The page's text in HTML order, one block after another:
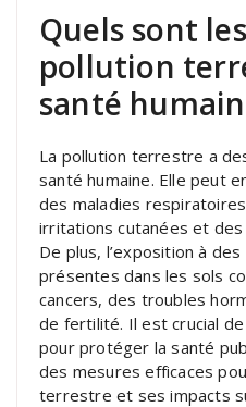
Quels sont
pollution
santé
La pollution terrestre a
santé humaine. Elle peut
des maladies
irritations cutanées et
De plus, l’exposition à
présentes dans les sols
cancers, des troubles
de fertilité. Il est crucial
pour protéger la santé
des mesures efficaces
terrestre et ses impacts